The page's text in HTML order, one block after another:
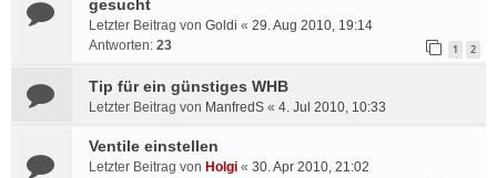
gesucht
Letzter Beitrag von Goldi « 29. Aug 2010, 19:14
Antworten: 23 1 2
Tip für ein günstiges WHB
Letzter Beitrag von ManfredS « 4. Jul 2010, 10:33
Ventile einstellen
Letzter Beitrag von Holgi « 30. Apr 2010, 21:02